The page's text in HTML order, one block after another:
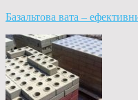
Базальтова вата –